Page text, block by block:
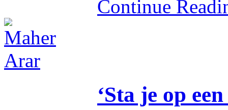
Continue
‘Sta je op